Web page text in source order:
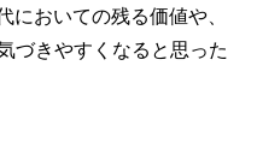
おいての残る価値や、
づきやすくなると思った